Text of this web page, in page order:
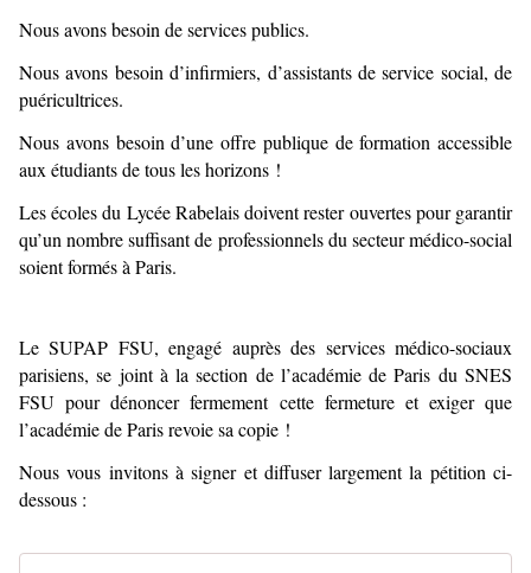
Nous avons besoin de services publics.
Nous avons besoin d’infirmiers, d’assistants de service social, de
puéricultrices.
Nous avons besoin d’une offre publique de formation accessible
aux étudiants de tous les horizons !
Les écoles du Lycée Rabelais doivent rester ouvertes pour garantir
qu’un nombre suffisant de professionnels du secteur médico-social
soient formés à Paris.
Le SUPAP FSU, engagé auprès des services médico-sociaux
parisiens, se joint à la section de l’académie de Paris du SNES
FSU pour dénoncer fermement cette fermeture et exiger que
l’académie de Paris revoie sa copie !
Nous vous invitons à signer et diffuser largement la pétition ci-
dessous :